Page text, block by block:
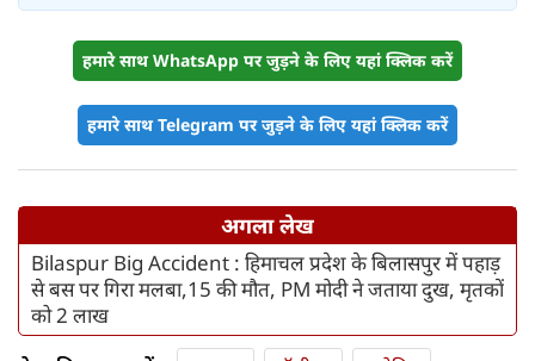
हमारे साथ WhatsApp पर जुड़ने के लिए यहां क्लिक करें
हमारे साथ Telegram पर जुड़ने के लिए यहां क्लिक करें
अगला लेख
Bilaspur Big Accident : हिमाचल प्रदेश के बिलासपुर में पहाड़
से बस पर गिरा मलबा,15 की मौत, PM मोदी ने जताया दुख, मृतकों
को 2 लाख